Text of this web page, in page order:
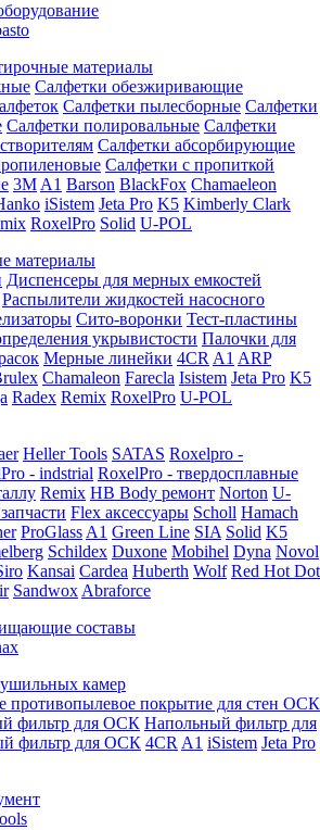
материалы
Салфетки обезжиривающие
Салфетки пылесборные Салфетки
Салфетки полировальные Салфетки
Салфетки абсорбирующие
Салфетки с пропиткой
3M A1 Barson BlackFox Chamaeleon
iSistem Jeta Pro K5 Kimberly Clark
RoxelPro Solid U-POL
материалы
Диспенсеры для мерных емкостей
Распылители жидкостей насосного
Сито-воронки Тест-пластины
укрывистости Палочки для
Мерные линейки 4CR A1 ARP
Chamaleon Farecla Isistem Jeta Pro K5
Radex Remix RoxelPro U-POL
Heller Tools SATAS Roxelpro -
- indstrial RoxelPro - твердосплавные
Remix HB Body ремонт Norton U-
Flex аксессуары Scholl Hamach
ProGlass A1 Green Line SIA Solid K5
Schildex Duxone Mobihel Dyna Novol
Kansai Cardea Huberth Wolf Red Hot Dot
Sandwox Abraforce
составы
камер
противопылевое покрытие для стен ОСК
фильтр для ОСК Напольный фильтр для
фильтр для ОСК 4CR A1 iSistem Jeta Pro